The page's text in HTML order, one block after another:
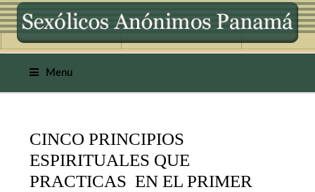
Menu
CINCO PRINCIPIOS
ESPIRITUALES QUE
PRACTICAS EN EL PRIMER